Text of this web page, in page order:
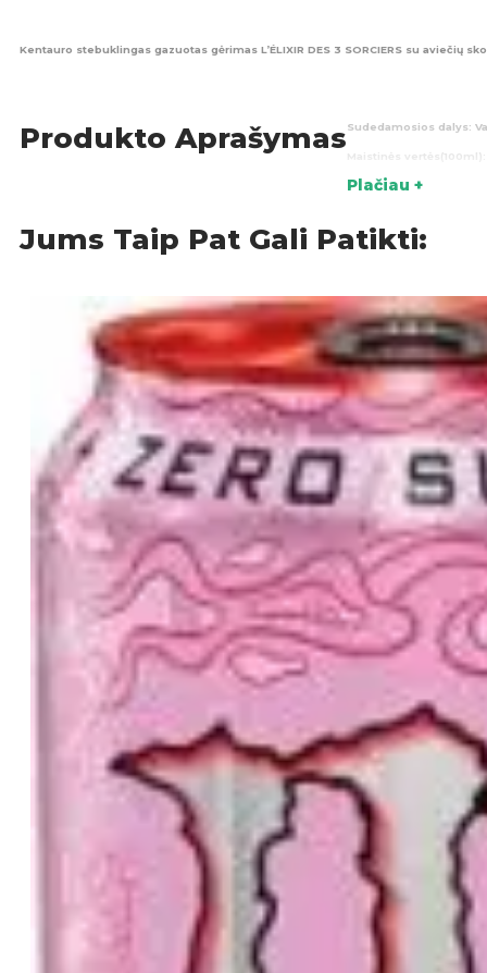
Kentauro stebuklingas gazuotas gėrimas L’ÉLIXIR DES 3 SORCIERS su
Produkto AprašymasSudedamosios dalys:
Maistinės vertės(100ml):
Kimlės šalis:Prancūzija
KATEGORIJOS:
Plačiau +
Jums Taip Pat Gali Patikti: